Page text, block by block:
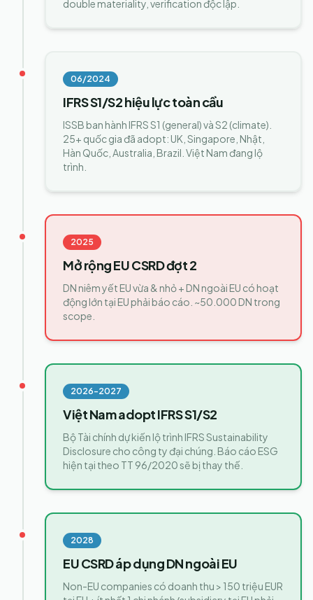
double materiality, verification độc lập.
06/2024
IFRS S1/S2 hiệu lực toàn cầu
ISSB ban hành IFRS S1 (general) và S2 (climate).
25+ quốc gia đã adopt: UK, Singapore, Nhật,
Hàn Quốc, Australia, Brazil. Việt Nam đang lộ
trình.
2025
Mở rộng EU CSRD đợt 2
DN niêm yết EU vừa & nhỏ + DN ngoài EU có hoạt
động lớn tại EU phải báo cáo. ~50.000 DN trong
scope.
2026-2027
Việt Nam adopt IFRS S1/S2
Bộ Tài chính dự kiến lộ trình IFRS Sustainability
Disclosure cho công ty đại chúng. Báo cáo ESG
hiện tại theo TT 96/2020 sẽ bị thay thế.
2028
EU CSRD áp dụng DN ngoài EU
Non-EU companies có doanh thu > 150 triệu EUR